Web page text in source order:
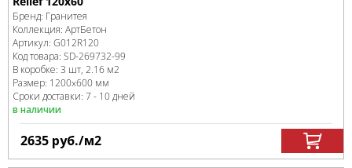
Бренд: Гранитея
Коллекция: АртБетон
Артикул: G012R120
Код товара: SD-269732-99
В коробке: 3 шт, 2.16 м2
Размер: 1200x600 мм
Сроки доставки: 7 - 10 дней
в наличии
2635 руб./м2